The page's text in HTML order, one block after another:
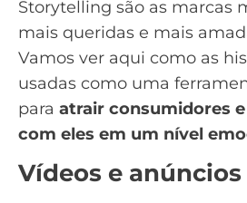
Storytelling são as marcas
mais queridas e mais
Vamos ver aqui como as
usadas como uma
para atrair consumidores
com eles em um nível
Vídeos e anúncios